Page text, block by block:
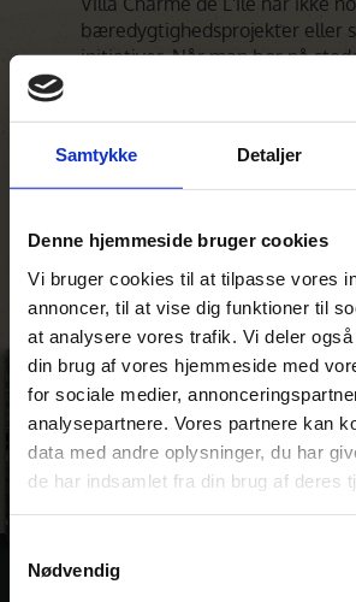
Samtykke Detaljer
Denne hjemmeside bruger cookies
Vi bruger cookies til at tilpasse vores
annoncer, til at vise dig funktioner til
at analysere vores trafik. Vi deler
din brug af vores hjemmeside med
for sociale medier,
analysepartnere. Vores partnere kan
data med andre oplysninger, du har
de har indsamlet fra din brug af deres
Nødvendig
bæredygtighedsprojekter eller
initiativer. Når man bor på
Personligt minde
speciel ro og dejlig atmosfære.